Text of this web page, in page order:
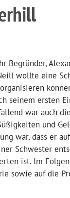
Begründer,
wollte eine
seinem ersten
war auch
und
war, dass er
Schwester
ist. Im
sowie auf die